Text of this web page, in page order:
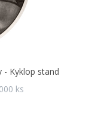
z říše mýtů,
alba
- Kyklop stand
ks